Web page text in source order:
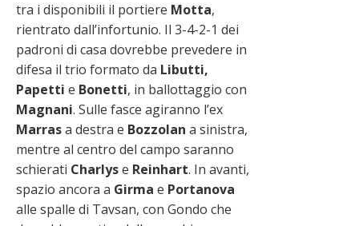
tra i disponibili il portiere Motta,
rientrato dall’infortunio. Il 3-4-2-1 dei
padroni di casa dovrebbe prevedere in
difesa il trio formato da Libutti,
Papetti e Bonetti, in ballottaggio con
Magnani. Sulle fasce agiranno l’ex
Marrasa destra e Bozzolan a sinistra,
mentre al centro del campo saranno
schierati Charlyse Reinhart. In avanti,
spazio ancora a Girma e Portanova
alle spalle di Tavsan, con Gondo che